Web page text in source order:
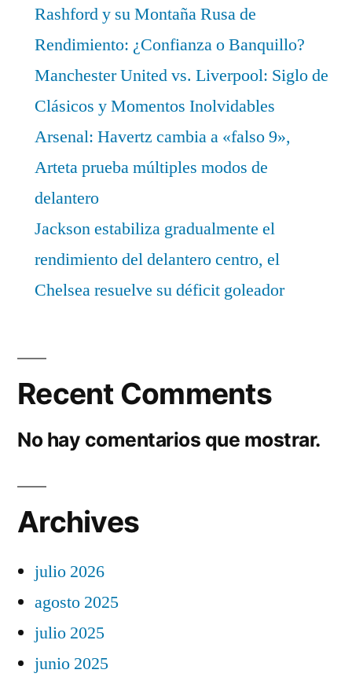
Rashford y su Montaña Rusa de
Rendimiento: ¿Confianza o Banquillo?
Manchester United vs. Liverpool: Siglo de
Clásicos y Momentos Inolvidables
Arsenal: Havertz cambia a «falso 9»,
Arteta prueba múltiples modos de
delantero
Jackson estabiliza gradualmente el
rendimiento del delantero centro, el
Chelsea resuelve su déficit goleador
Recent Comments
No hay comentarios que mostrar.
Archives
julio 2026
agosto 2025
julio 2025
junio 2025